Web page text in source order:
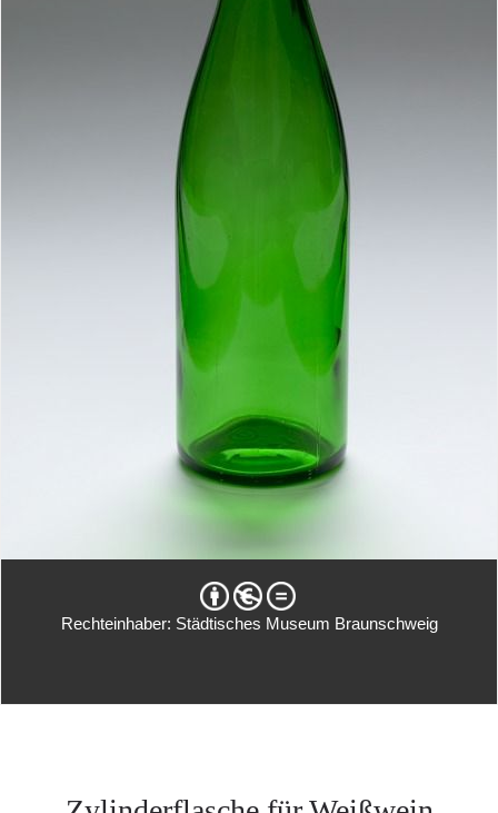
Rechteinhaber: Städtisches Museum Braunschweig